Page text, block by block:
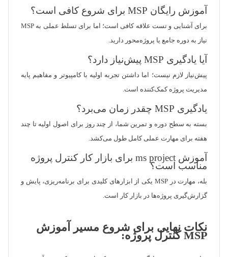
آموزش رایگان MSP برای شروع کافی است؟
برای آشنایی و تست علاقه کافی است؛ اما برای تسلط عملی به MSP
نیاز به دوره جامع یا پروژه‌محور دارید.
آیا یادگیری MSP پیش‌نیاز دارد؟
پیش‌نیاز لازم نیست؛ اما داشتن تجربه اولیه با کامپیوتر و مفاهیم پایه
مدیریت پروژه کمک‌کننده است.
یادگیری MSP چقدر زمان می‌برد؟
بسته به سطح دوره و تمرین شما، از چند روز برای اصول اولیه تا چند
هفته برای مهارت عملی کامل طول می‌کشد.
آموزش ms project برای بازار کار کنترل پروژه
مناسب است؟
بله، مهارت در MSP یکی از ابزارهای کلیدی برای برنامه‌ریزی، پایش و
گزارش‌گیری پروژه‌ها در بازار کار است.
نکات نهایی برای شروع مسیر آموزش
MSP کنترل پروژه: